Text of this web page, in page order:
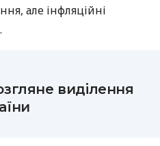
але інфляційні
виділення